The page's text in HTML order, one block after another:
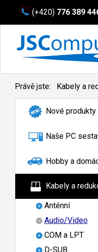
(+420) 776 389
Právě jste: Kabely a
Nové produkty
Naše PC
Hobby a
Kabely a
Anténní
Audio/Video
COM a LPT
D-SUB